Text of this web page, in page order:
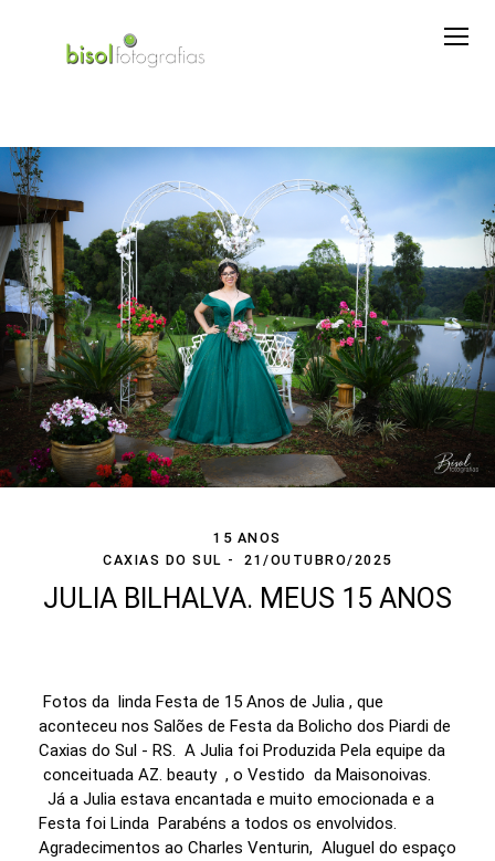
15 ANOS
CAXIAS DO SUL
21/OUTUBRO/2025
JULIA BILHALVA. MEUS 15 ANOS
Fotos da linda Festa de 15 Anos de Julia , que
aconteceu nos Salões de Festa da Bolicho dos Piardi de
Caxias do Sul - RS. A Julia foi Produzida Pela equipe da
conceituada AZ. beauty , o Vestido da Maisonoivas.
Já a Julia estava encantada e muito emocionada e a
Festa foi Linda Parabéns a todos os envolvidos.
Agradecimentos ao Charles Venturin, Aluguel do espaço